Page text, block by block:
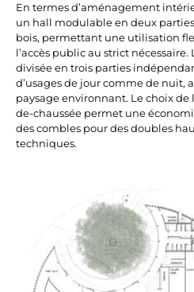
En termes d’aménagement
un hall modulable en deux
bois, permettant une utilisation
l’accès public au strict
divisée en trois parties
d’usages de jour comme de nuit,
paysage environnant. Le choix
de-chaussée permet une
des combles pour des doubles
techniques.